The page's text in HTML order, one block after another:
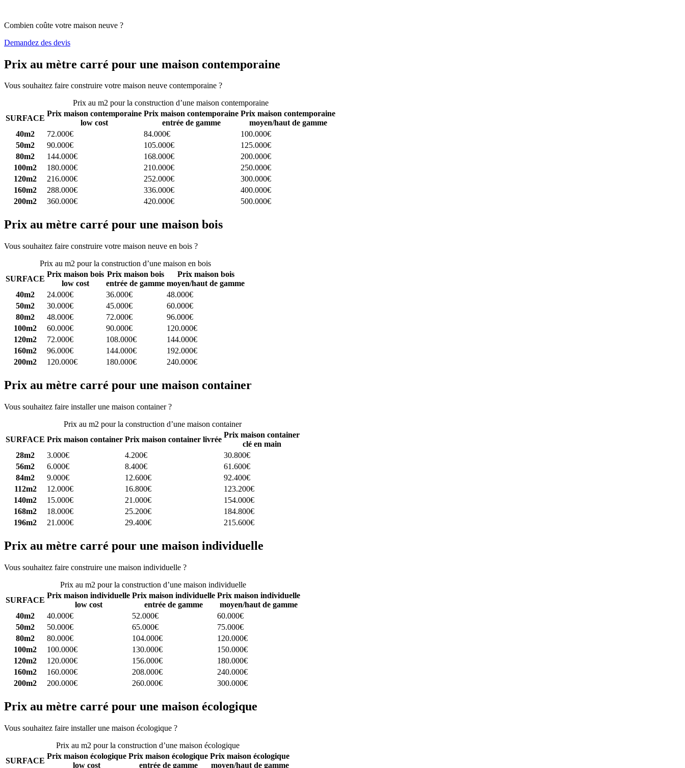
Combien coûte votre maison neuve ?
Demandez des devis
Prix au mètre carré pour une maison contemporaine
Vous souhaitez faire construire votre maison neuve contemporaine ?
Prix au m2 pour la construction d’une maison contemporaine
SURFACE
Prix maison contemporaine
low cost
Prix maison contemporaine
entrée de gamme
Prix maison contemporaine
moyen/haut de gamme
40m2
72.000€ 84.000€
100.000€
50m2
90.000€ 105.000€
125.000€
80m2
144.000€ 168.000€
200.000€
100m2
180.000€ 210.000€
250.000€
120m2
216.000€ 252.000€
300.000€
160m2
288.000€ 336.000€
400.000€
200m2
360.000€ 420.000€ 500.000€
Prix au mètre carré pour une maison bois
Vous souhaitez faire construire votre maison neuve en bois ?
Prix au m2 pour la construction d’une maison en bois
SURFACE
Prix maison bois
low cost
Prix maison bois
entrée de gamme
Prix maison bois
moyen/haut de gamme
40m2
24.000€ 36.000€
48.000€
50m2
30.000€ 45.000€
60.000€
80m2
48.000€ 72.000€
96.000€
100m2
60.000€ 90.000€
120.000€
120m2
72.000€ 108.000€
144.000€
160m2
96.000€ 144.000€
192.000€
200m2
120.000€ 180.000€ 240.000€
Prix au mètre carré pour une maison container
Vous souhaitez faire installer une maison container ?
Prix au m2 pour la construction d’une maison container
SURFACE Prix maison container Prix maison container livrée
Prix maison container
clé en main
28m2
3.000€ 4.200€
30.800€
56m2
6.000€ 8.400€
61.600€
84m2
9.000€ 12.600€
92.400€
112m2
12.000€ 16.800€
123.200€
140m2
15.000€ 21.000€
154.000€
168m2
18.000€ 25.200€
184.800€
196m2
21.000€ 29.400€ 215.600€
Prix au mètre carré pour une maison individuelle
Vous souhaitez faire construire une maison individuelle ?
Prix au m2 pour la construction d’une maison individuelle
SURFACE
Prix maison individuelle
low cost
Prix maison individuelle
entrée de gamme
Prix maison individuelle
moyen/haut de gamme
40m2
40.000€ 52.000€
60.000€
50m2
50.000€ 65.000€
75.000€
80m2
80.000€ 104.000€
120.000€
100m2
100.000€ 130.000€
150.000€
120m2
120.000€ 156.000€
180.000€
160m2
160.000€ 208.000€
240.000€
200m2
200.000€ 260.000€ 300.000€
Prix au mètre carré pour une maison écologique
Vous souhaitez faire installer une maison écologique ?
Prix au m2 pour la construction d’une maison écologique
SURFACE
Prix maison écologique
low cost
Prix maison écologique
entrée de gamme
Prix maison écologique
moyen/haut de gamme